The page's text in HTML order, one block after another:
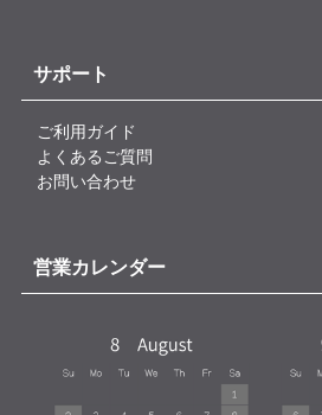
サポート
ご利用ガイド
よくあるご質問
お問い合わせ
営業カレンダー